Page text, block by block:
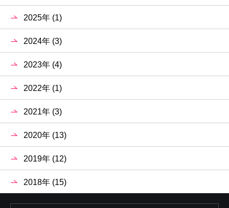
2025年 (1)
2024年 (3)
2023年 (4)
2022年 (1)
2021年 (3)
2020年 (13)
2019年 (12)
2018年 (15)